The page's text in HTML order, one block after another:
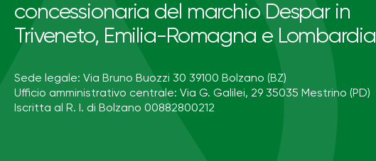
concessionaria del marchio Despar in
Triveneto, Emilia-Romagna e Lombardia
Sede legale: Via Bruno Buozzi 30 39100 Bolzano (BZ)
Ufficio amministrativo centrale: Via G. Galilei, 29 35035 Mestrino (PD)
Iscritta al R. I. di Bolzano 00882800212